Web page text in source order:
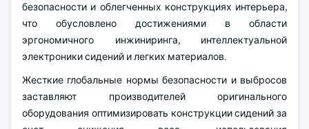
безопасности и облегченных конструкциях интерьера,
что обусловлено достижениями в области
эргономичного инжиниринга, интеллектуальной
электроники сидений и легких материалов.
Жесткие глобальные нормы безопасности и выбросов
заставляют производителей оригинального
оборудования оптимизировать конструкции сидений за